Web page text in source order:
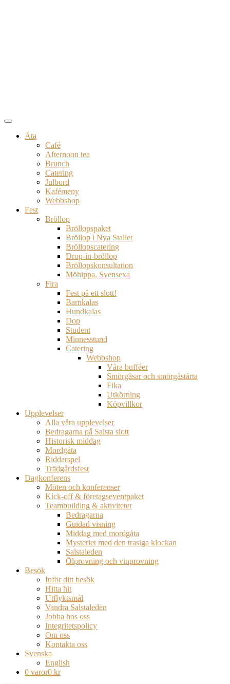
Äta
Café
Afternoon tea
Brunch
Catering
Julbord
Kafémeny
Webbshop
Fest
Bröllop
Bröllopspaket
Bröllop i Nya Stallet
Bröllopscatering
Drop-in-bröllop
Bröllopskonsultation
Möhippa, Svensexa
Fira
Fest på ett slott!
Barnkalas
Hundkalas
Dop
Student
Minnesstund
Catering
Webbshop
Våra bufféer
Smörgåsar och smörgåstårta
Fika
Utkörning
Köpvillkor
Upplevelser
Alla våra upplevelser
Bedragarna på Salsta slott
Historisk middag
Mordgåta
Riddarspel
Trädgårdsfest
Dagkonferens
Möten och konferenser
Kick-off & företagseventpaket
Teambuilding & aktiviteter
Bedragarna
Guidad visning
Middag med mordgåta
Mysteriet med den trasiga klockan
Salstaleden
Ölprovning och vinprovning
Besök
Inför ditt besök
Hitta hit
Utflyktsmål
Vandra Salstaleden
Jobba hos oss
Integritetspolicy
Om oss
Kontakta oss
Svenska
English
0 varor0 kr